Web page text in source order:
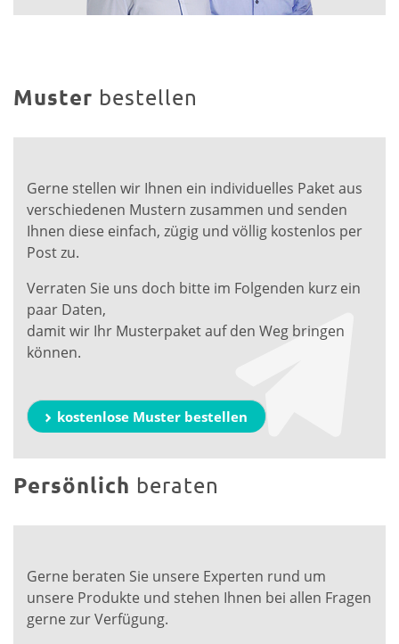
Muster bestellen
Gerne stellen wir Ihnen ein individuelles Paket aus
verschiedenen Mustern zusammen und senden
Ihnen diese einfach, zügig und völlig kostenlos per
Post zu.
Verraten Sie uns doch bitte im Folgenden kurz ein
paar Daten,
damit wir Ihr Musterpaket auf den Weg bringen
können.
kostenlose Muster bestellen
Persönlich beraten
Gerne beraten Sie unsere Experten rund um
unsere Produkte und stehen Ihnen bei allen Fragen
gerne zur Verfügung.